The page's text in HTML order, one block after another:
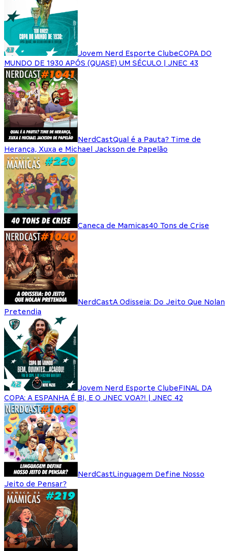
Jovem Nerd Esporte ClubeCOPA DO
MUNDO DE 1930 APÓS (QUASE) UM SÉCULO | JNEC 43
NerdCastQual é a Pauta? Time de
Herança, Xuxa e Michael Jackson de Papelão
Caneca de Mamicas40 Tons de Crise
NerdCastA Odisseia: Do Jeito Que Nolan
Pretendia
Jovem Nerd Esporte ClubeFINAL DA
COPA: A ESPANHA É BI, E O JNEC VOA?! | JNEC 42
NerdCastLinguagem Define Nosso
Jeito de Pensar?